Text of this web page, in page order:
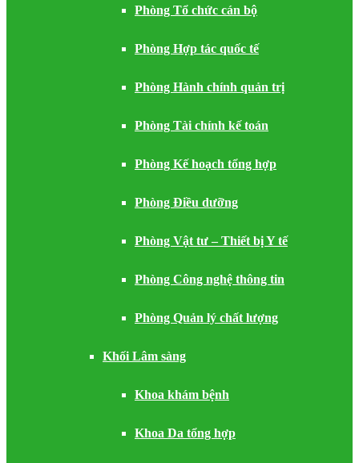
Phòng Tổ chức cán bộ
Phòng Hợp tác quốc tế
Phòng Hành chính quản trị
Phòng Tài chính kế toán
Phòng Kế hoạch tổng hợp
Phòng Điều dưỡng
Phòng Vật tư – Thiết bị Y tế
Phòng Công nghệ thông tin
Phòng Quản lý chất lượng
Khối Lâm sàng
Khoa khám bệnh
Khoa Da tổng hợp